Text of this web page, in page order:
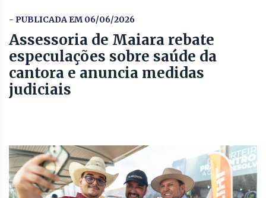
- PUBLICADA EM 06/06/2026
Assessoria de Maiara rebate
especulações sobre saúde da
cantora e anuncia medidas
judiciais